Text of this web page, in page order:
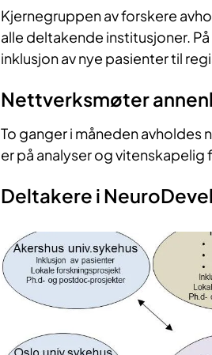
Kjernegruppen av forskere
alle deltakende institusjoner.
inklusjon av nye pasienter til
Nettverksmøter
To ganger i måneden
er på analyser og vitenskapelig
Deltakere i